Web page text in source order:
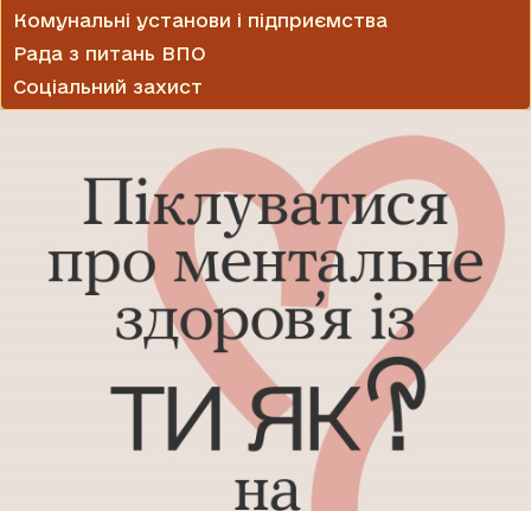
Комунальні установи і підприємства
Рада з питань ВПО
Соціальний захист